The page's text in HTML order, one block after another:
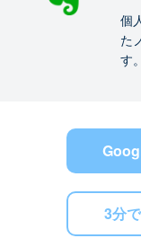
個
た
す
3分